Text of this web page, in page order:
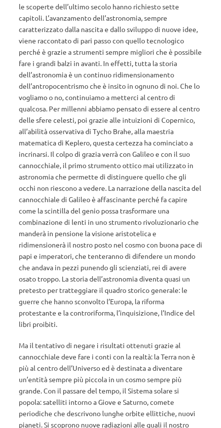
le scoperte dell’ultimo secolo hanno richiesto sette
capitoli. L’avanzamento dell’astronomia, sempre
caratterizzato dalla nascita e dallo sviluppo di nuove idee,
viene raccontato di pari passo con quello tecnologico
perché è grazie a strumenti sempre migliori che è possibile
fare i grandi balzi in avanti. In effetti, tutta la storia
dell’astronomia è un continuo ridimensionamento
dell’antropocentrismo che è insito in ognuno di noi. Che lo
vogliamo o no, continuiamo a metterci al centro di
qualcosa. Per millenni abbiamo pensato di essere al centro
delle sfere celesti, poi grazie alle intuizioni di Copernico,
all’abilità osservativa di Tycho Brahe, alla maestria
matematica di Keplero, questa certezza ha cominciato a
incrinarsi. Il colpo di grazia verrà con Galileo e con il suo
cannocchiale, il primo strumento ottico mai utilizzato in
astronomia che permette di distinguere quello che gli
occhi non riescono a vedere. La narrazione della nascita del
cannocchiale di Galileo è affascinante perché fa capire
come la scintilla del genio possa trasformare una
combinazione di lenti in uno strumento rivoluzionario che
manderà in pensione la visione aristotelica e
ridimensionerà il nostro posto nel cosmo con buona pace di
papi e imperatori, che tenteranno di difendere un mondo
che andava in pezzi punendo gli scienziati, rei di avere
osato troppo. La storia dell’astronomia diventa quasi un
pretesto per tratteggiare il quadro storico generale: le
guerre che hanno sconvolto l’Europa, la riforma
protestante e la controriforma, l’inquisizione, l’Indice del
libri proibiti.
Ma il tentativo di negare i risultati ottenuti grazie al
cannocchiale deve fare i conti con la realtà: la Terra non è
più al centro dell’Universo ed è destinata a diventare
un’entità sempre più piccola in un cosmo sempre più
grande. Con il passare del tempo, il Sistema solare si
popola: satelliti intorno a Giove e Saturno, comete
periodiche che descrivono lunghe orbite ellittiche, nuovi
pianeti. Si scoprono nuove radiazioni alle quali il nostro